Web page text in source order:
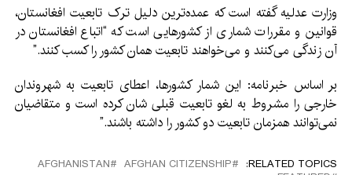
وزارت عدلیه گفته است که عمده‌ترین دلیل ترک تابعیت افغانستان،
قوانین و مقررات شماری از کشورهایی است که “اتباع افغانستان در
آن زندگی می‌کنند و می‌خواهند تابعیت همان کشور را کسب کنند.”
بر اساس خبرنامه: این شمار کشورها، اعطای تابعیت به شهروندان
خارجی را مشروط به لغو تابعیت قبلی شان کرده است و متقاضیان
نمی‌توانند همزمان تابعیت دو کشور را داشته باشند.”
RELATED TOPICS:
AFGHAN CITIZENSHIP
AFGHANISTAN